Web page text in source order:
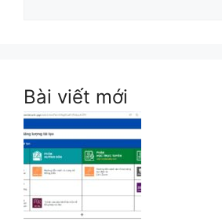
Bài viết mới